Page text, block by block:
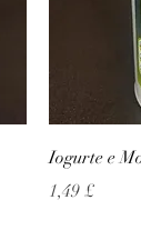
Iogurte e
Preço
1,49 £